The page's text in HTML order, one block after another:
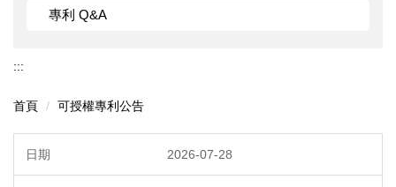
專利 Q&A
:::
首頁 可授權專利公告
2026-07-28